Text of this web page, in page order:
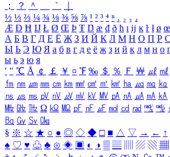
；
？ ＾ ｀
½ ⅓ ⅔ ¼ ¾ ⅛ ⅜ ⅝ ⅞ ¹ ² ³ ⁴ ⁿ ₁ ₂ ₃ ₄
Æ Ð Ħ Ĳ Ł Ø Œ Þ Ŧ Ŋ æ đ ð ħ ı ĳ ĸ ŀ ł ø œ
А Б В Г Д Е Ё Ж З И Й К Л М Н О П Р С
Ы Ь Э Ю Я а б в г д е ё ж з и й к л м н о
ы ь э ю я
′ ″ ℃ Å ￠ ￡ ￥ ¤ ℉ ‰ ＄ ％ Ｆ ￦ ㎕ ㎖
㎙ ㎚ ㎛ ㎜ ㎝ ㎞ ㎟ ㎠ ㎡ ㎢ ㏊ ㎍ ㎎ ㎏
㎱ ㎲ ㎳ ㎴ ㎵ ㎶ ㎷ ㎸ ㎹ ㎀ ㎁ ㎂ ㎃ ㎄
㎒ ㎓ ㎔ Ω ㏀ ㏁ ㎊ ㎋ ㎌ ㏖ ㏅ ㎭ ㎮ ㎯
㏃ ㏉ ㏜ ㏆
§ ※ ☆ ★ ○ ● ◎ ◇ ◆ □ ■ △ ▽ → ← ↑
♠ ♡ ♥ ♧ ♣ ⊙ ◈ ▣ ◐ ◑ ▒ ▤ ▨ ▧ ▦